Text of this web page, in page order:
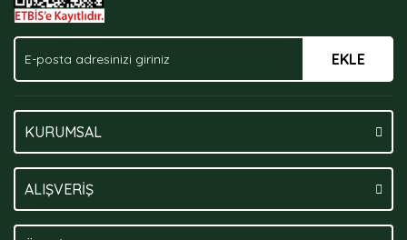
EKLE
KURUMSAL
ALIŞVERİŞ